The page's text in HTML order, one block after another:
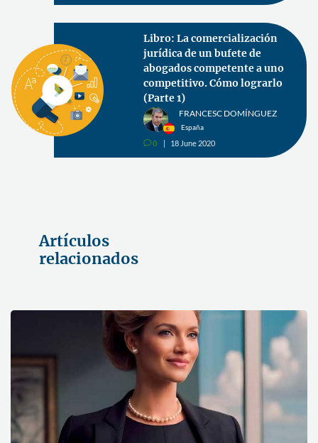
Libro: La comercialización
jurídica de un bufete de
abogados competente a uno
competitivo. Cómo lograrlo
(Parte 1)
FRANCESC DOMÍNGUEZ
España
v0 18 June 2020
Artículos
relacionados